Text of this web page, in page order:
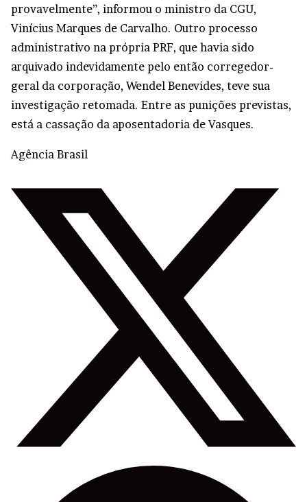
provavelmente”, informou o ministro da CGU,
Vinícius Marques de Carvalho. Outro processo
administrativo na própria PRF, que havia sido
arquivado indevidamente pelo então corregedor-
geral da corporação, Wendel Benevides, teve sua
investigação retomada. Entre as punições previstas,
está a cassação da aposentadoria de Vasques.
Agência Brasil